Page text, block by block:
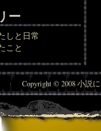
ー
しと日常
こと
Copyright © 2008 小説